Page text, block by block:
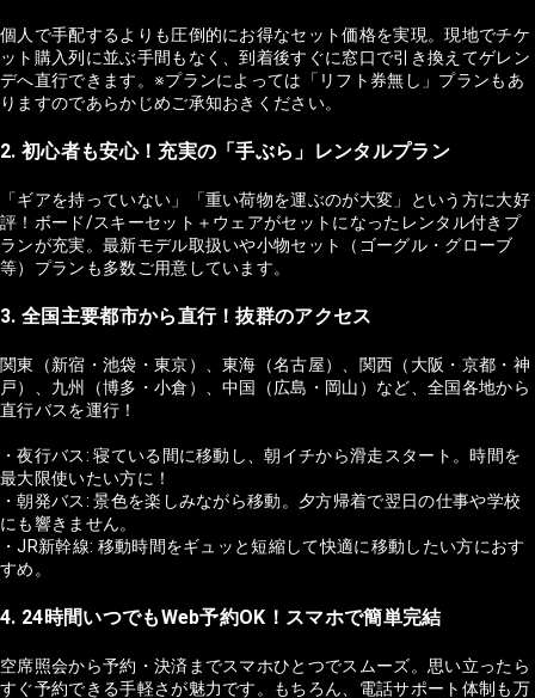
個人で手配するよりも圧倒的にお得なセット価格を実現。現地でチケ
ット購入列に並ぶ手間もなく、到着後すぐに窓口で引き換えてゲレン
デへ直行できます。※プランによっては「リフト券無し」プランもあ
りますのであらかじめご承知おきください。
2. 初心者も安心！充実の「手ぶら」レンタルプラン
「ギアを持っていない」「重い荷物を運ぶのが大変」という方に大好
評！ボード/スキーセット＋ウェアがセットになったレンタル付きプ
ランが充実。最新モデル取扱いや小物セット（ゴーグル・グローブ
等）プランも多数ご用意しています。
3. 全国主要都市から直行！抜群のアクセス
関東（新宿・池袋・東京）、東海（名古屋）、関西（大阪・京都・神
戸）、九州（博多・小倉）、中国（広島・岡山）など、全国各地から
直行バスを運行！
・夜行バス: 寝ている間に移動し、朝イチから滑走スタート。時間を
最大限使いたい方に！
・朝発バス: 景色を楽しみながら移動。夕方帰着で翌日の仕事や学校
にも響きません。
・JR新幹線: 移動時間をギュッと短縮して快適に移動したい方におす
すめ。
4. 24時間いつでもWeb予約OK！スマホで簡単完結
空席照会から予約・決済までスマホひとつでスムーズ。思い立ったら
すぐ予約できる手軽さが魅力です。もちろん、電話サポート体制も万